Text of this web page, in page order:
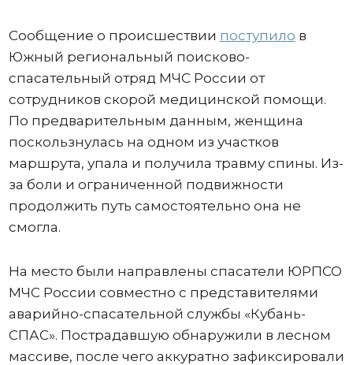
Сообщение о происшествии поступило в
Южный региональный поисково-
спасательный отряд МЧС России от
сотрудников скорой медицинской помощи.
По предварительным данным, женщина
поскользнулась на одном из участков
маршрута, упала и получила травму спины. Из-
за боли и ограниченной подвижности
продолжить путь самостоятельно она не
смогла.
На место были направлены спасатели ЮРПСО
МЧС России совместно с представителями
аварийно-спасательной службы «Кубань-
СПАС». Пострадавшую обнаружили в лесном
массиве, после чего аккуратно зафиксировали